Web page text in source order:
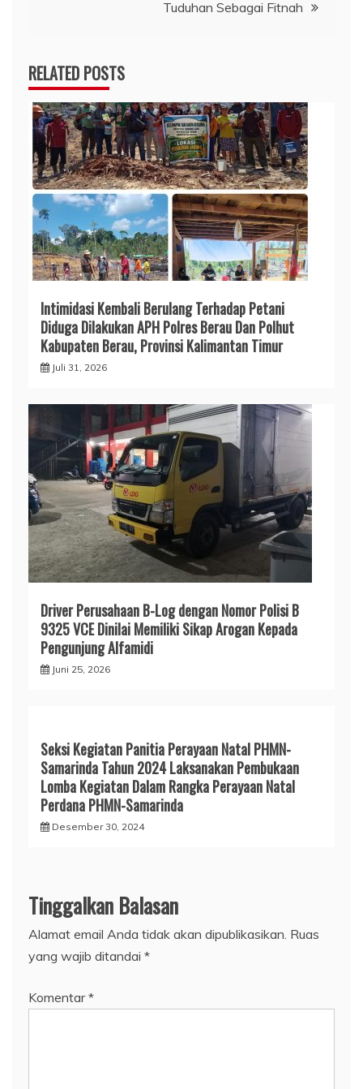
Tuduhan Sebagai Fitnah
RELATED POSTS
Intimidasi Kembali Berulang Terhadap Petani
Diduga Dilakukan APH Polres Berau Dan Polhut
Kabupaten Berau, Provinsi Kalimantan Timur
Juli 31, 2026
Driver Perusahaan B-Log dengan Nomor Polisi B
9325 VCE Dinilai Memiliki Sikap Arogan Kepada
Pengunjung Alfamidi
Juni 25, 2026
Seksi Kegiatan Panitia Perayaan Natal PHMN-
Samarinda Tahun 2024 Laksanakan Pembukaan
Lomba Kegiatan Dalam Rangka Perayaan Natal
Perdana PHMN-Samarinda
Desember 30, 2024
Tinggalkan Balasan
Alamat email Anda tidak akan dipublikasikan. Ruas
yang wajib ditandai *
Komentar*